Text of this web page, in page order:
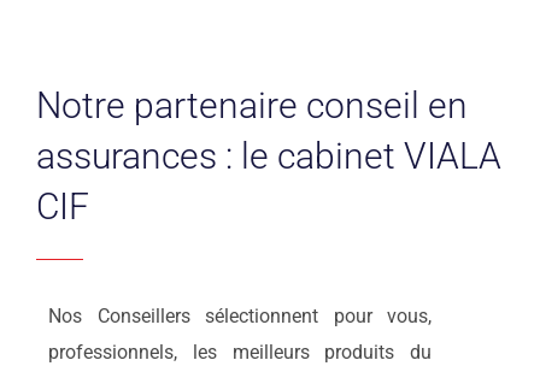
Notre partenaire conseil en
assurances : le cabinet VIALA
CIF
Nos Conseillers sélectionnent pour vous,
professionnels, les meilleurs produits du